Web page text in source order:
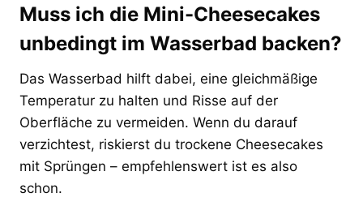
Muss ich die Mini-Cheesecakes
unbedingt im Wasserbad backen?
Das Wasserbad hilft dabei, eine gleichmäßige
Temperatur zu halten und Risse auf der
Oberfläche zu vermeiden. Wenn du darauf
verzichtest, riskierst du trockene Cheesecakes
mit Sprüngen – empfehlenswert ist es also
schon.